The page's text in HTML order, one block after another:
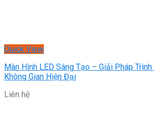
Quick View
Màn Hình LED Sáng Tạo – Giải Pháp
Không Gian Hiện Đại
Liên hệ